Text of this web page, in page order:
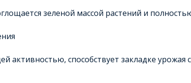
зеленой массой растений и
активностью, способствует закладке урожая